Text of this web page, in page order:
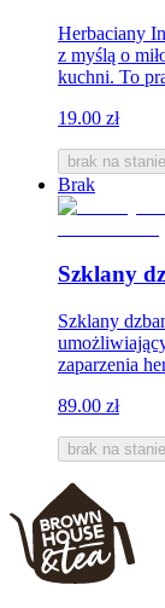
Herbaciany
z myślą o
kuchni. To
19.00 zł
brak na stanie
Brak
Szklany
Szklany
zaparzenia
89.00 zł
brak na stanie